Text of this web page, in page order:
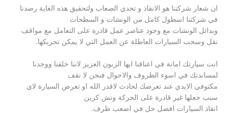
ان شعار شركتنا هو الانقاذ و تحدي الصعاب ولتحقيق هذه الغاية رصدنا
في شركتنا اسطول كامل من الونشات و السطحات
وبدائل الونشات مع وجود عناصر عمل قادرة على التعامل مع مواقف
نقل وسحب السيارات العاطلة عن العمل التي لا يمكن تحريكها.
انت سيارتك امانة في اعناقنا ايها الزبون العزيز لاننا خلقنا ووجدنا
لمساندتك في اسوء الظروف والاحوال فنحن لا نقف
مكتوفي الايدي عند تعرضك لحادث لاقدر الله او تعرض السيارة لاي
سبب جعلها غير قادرة على الحركة ونش كرين
انقاذ السيارات افضل حل في اصعب ظرف.